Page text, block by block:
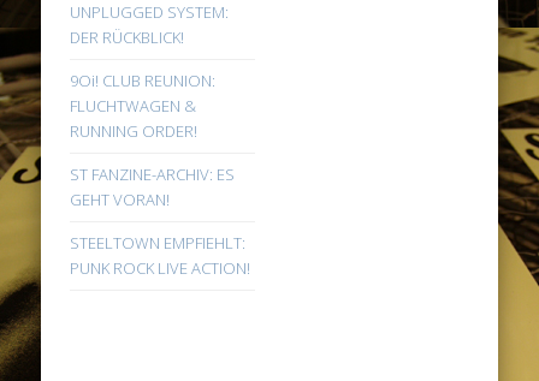
UNPLUGGED SYSTEM:
DER RÜCKBLICK!
9Oi! CLUB REUNION:
FLUCHTWAGEN &
RUNNING ORDER!
ST FANZINE-ARCHIV: ES
GEHT VORAN!
STEELTOWN EMPFIEHLT:
PUNK ROCK LIVE ACTION!